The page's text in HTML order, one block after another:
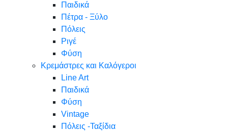
Παιδικά
Πέτρα - Ξύλο
Πόλεις
Ριγέ
Φύση
Κρεμάστρες και Καλόγεροι
Line Art
Παιδικά
Φύση
Vintage
Πόλεις -Ταξίδια